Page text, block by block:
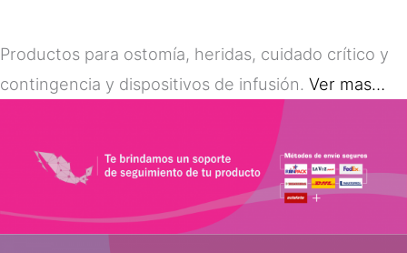
Productos para ostomía, heridas, cuidado crítico y
contingencia y dispositivos de infusión. Ver mas…